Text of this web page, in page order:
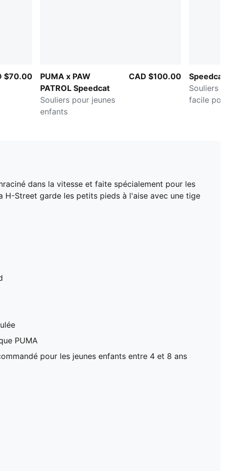
$70.00
PUMA x PAW
PATROL Speedcat
Souliers pour jeunes
enfants
CAD $100.00
Speedcat
Souliers à
facile pour
dans la vitesse et faite spécialement pour les
H-Street garde les petits pieds à l'aise avec une tige
PUMA
pour les jeunes enfants entre 4 et 8 ans